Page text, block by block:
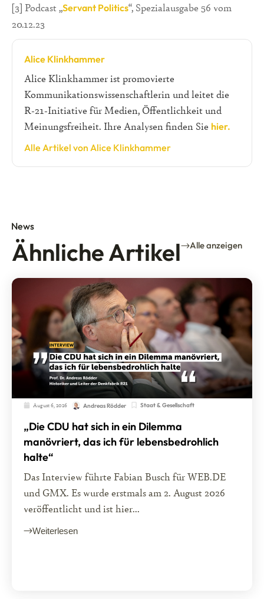
[3] Podcast „Servant Politics“, Spezialausgabe 56 vom
20.12.23
Alice Klinkhammer
Alice Klinkhammer ist promovierte
Kommunikationswissenschaftlerin und leitet die
R-21-Initiative für Medien, Öffentlichkeit und
Meinungsfreiheit. Ihre Analysen finden Sie hier.
Alle Artikel von Alice Klinkhammer
News
Ähnliche Artikel Alle anzeigen
August 6, 2026 Andreas Rödder Staat & Gesellschaft
„Die CDU hat sich in ein Dilemma
manövriert, das ich für lebensbedrohlich
halte“
Das Interview führte Fabian Busch für WEB.DE
und GMX. Es wurde erstmals am 2. August 2026
veröffentlicht und ist hier...
Weiterlesen